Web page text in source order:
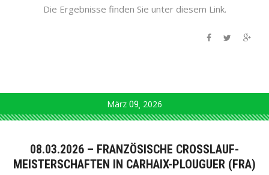
Die Ergebnisse finden Sie unter diesem Link.
März 09 2026
08.03.2026 – FRANZÖSISCHE CROSSLAUF-
MEISTERSCHAFTEN IN CARHAIX-PLOUGUER (FRA)